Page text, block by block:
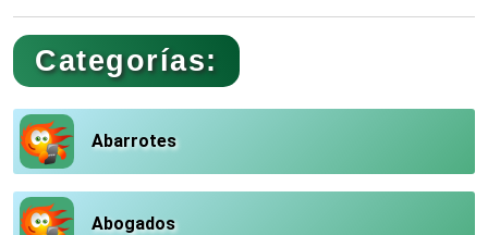
Categorías:
Abarrotes
Abogados